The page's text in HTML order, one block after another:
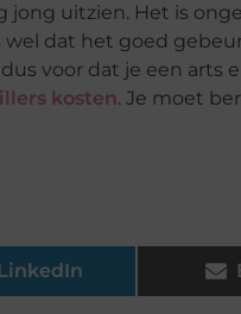
jong uitzien. Het is
dat het goed
voor dat je een arts
kosten. Je moet